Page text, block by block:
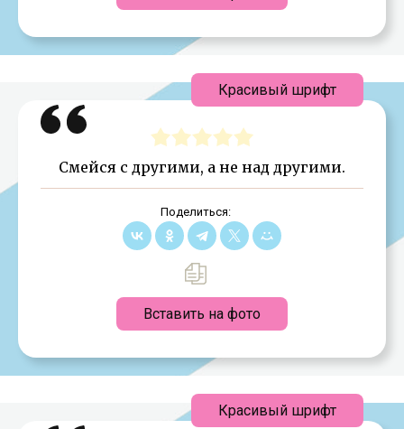
Смейся с другими, а не над другими.
Поделиться:
Вставить на фото
Красивый шрифт
Красивый шрифт